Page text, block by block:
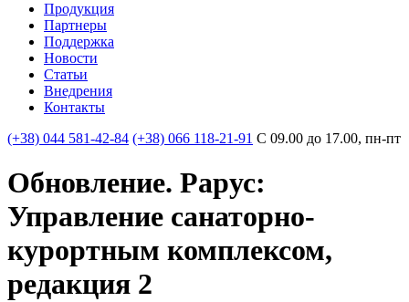
Продукция
Партнеры
Поддержка
Новости
Статьи
Внедрения
Контакты
(+38) 044 581-42-84 (+38) 066 118-21-91 С 09.00 до 17.00, пн-пт
Обновление. Рарус:
Управление санаторно-
курортным комплексом,
редакция 2